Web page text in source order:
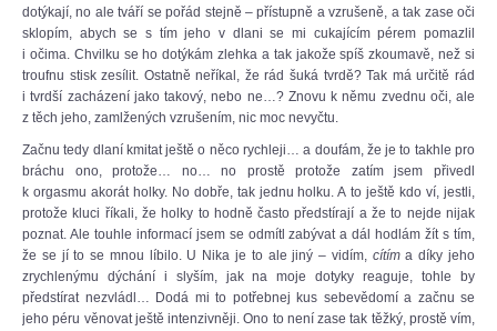
dotýkají, no ale tváří se pořád stejně – přístupně a vzrušeně, a tak zase oči
sklopím, abych se s tím jeho v dlani se mi cukajícím pérem pomazlil
i očima. Chvilku se ho dotýkám zlehka a tak jakože spíš zkoumavě, než si
troufnu stisk zesílit. Ostatně neříkal, že rád šuká tvrdě? Tak má určitě rád
i tvrdší zacházení jako takový, nebo ne…? Znovu k němu zvednu oči, ale
z těch jeho, zamlžených vzrušením, nic moc nevyčtu.
Začnu tedy dlaní kmitat ještě o něco rychleji… a doufám, že je to takhle pro
bráchu ono, protože… no… no prostě protože zatím jsem přivedl
k orgasmu akorát holky. No dobře, tak jednu holku. A to ještě kdo ví, jestli,
protože kluci říkali, že holky to hodně často předstírají a že to nejde nijak
poznat. Ale touhle informací jsem se odmítl zabývat a dál hodlám žít s tím,
že se jí to se mnou líbilo. U Nika je to ale jiný – vidím, cítíma díky jeho
zrychlenýmu dýchání i slyším, jak na moje dotyky reaguje, tohle by
předstírat nezvládl… Dodá mi to potřebnej kus sebevědomí a začnu se
jeho péru věnovat ještě intenzivněji. Ono to není zase tak těžký, prostě vím,